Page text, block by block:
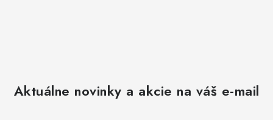
Aktuálne novinky a akcie na váš e-mail